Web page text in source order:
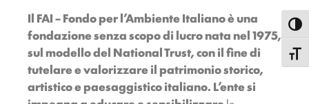
Il FAI – Fondo per l’Ambiente Italiano è una
fondazione senza scopo di lucro nata nel 1975,
sul modello del National Trust, con il fine di
tutelare e valorizzare il patrimonio storico,
artistico e paesaggistico italiano. L’ente si